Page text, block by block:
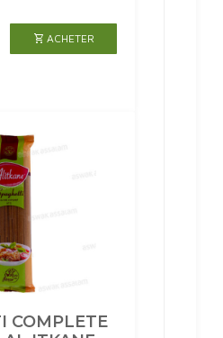
ACHETER
COMPLETE